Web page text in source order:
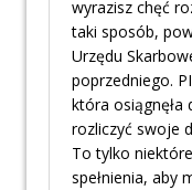
wyrazisz chęć
taki sposób,
Urzędu
poprzedniego.
która osiągnęła
rozliczyć swoje
To tylko
spełnienia, aby